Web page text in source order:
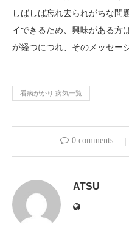
しばしば忘れ去られがちな問
イできるため、興味がある方
が経つにつれ、そのメッセー
看病がかり 病気一覧
0 comments
ATSU